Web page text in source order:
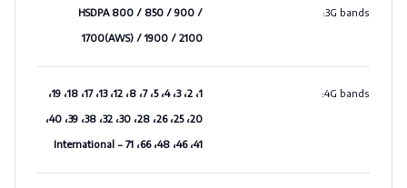
3G bands
:
HSDPA 800 / 850 / 900 /
1700(AWS) / 1900 / 2100
4G bands
:
1، 2، 3، 4، 5، 7، 8، 12، 13، 17، 18، 19،
20، 25، 26، 28، 30، 32، 38، 39، 40،
41، 46، 48، 66، 71 - International